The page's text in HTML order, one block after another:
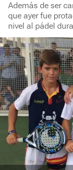
Además de ser
que ayer fue
nivel al pádel